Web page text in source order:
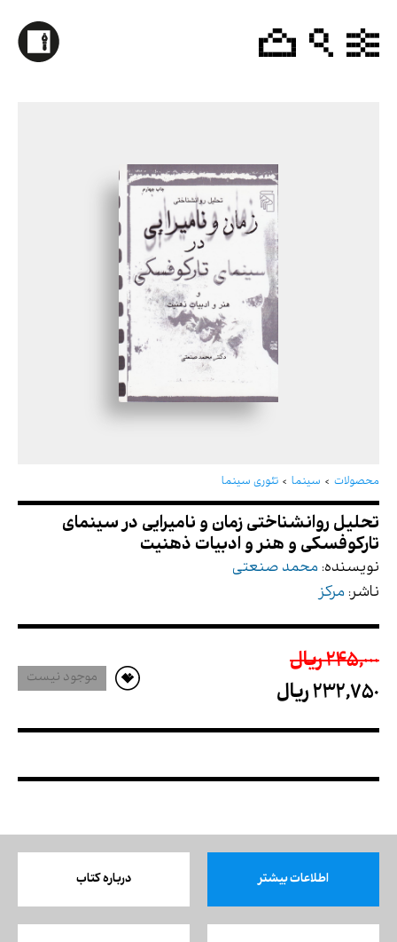
محصولات سینما تئوری سینما
تحلیل روانشناختی زمان و نامیرایی در سینمای
تارکوفسکی و هنر و ادبیات ذهنیت
نویسنده: محمد صنعتی
ناشر: مرکز
245,000 ريال
232,750 ريال
موجود نیست
اطلاعات بیشتر درباره کتاب